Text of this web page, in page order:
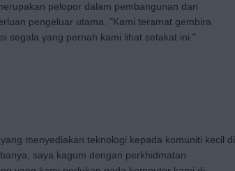
pelopor dalam pembangunan dan
pengeluar utama. "Kami teramat gembira
segala yang pernah kami lihat setakat ini."
menyediakan teknologi kepada komuniti kecil di
saya kagum dengan perkhidmatan